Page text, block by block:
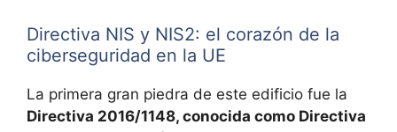
Directiva NIS y NIS2: el corazón de la
ciberseguridad en la UE
La primera gran piedra de este edificio fue la
Directiva 2016/1148, conocida como Directiva